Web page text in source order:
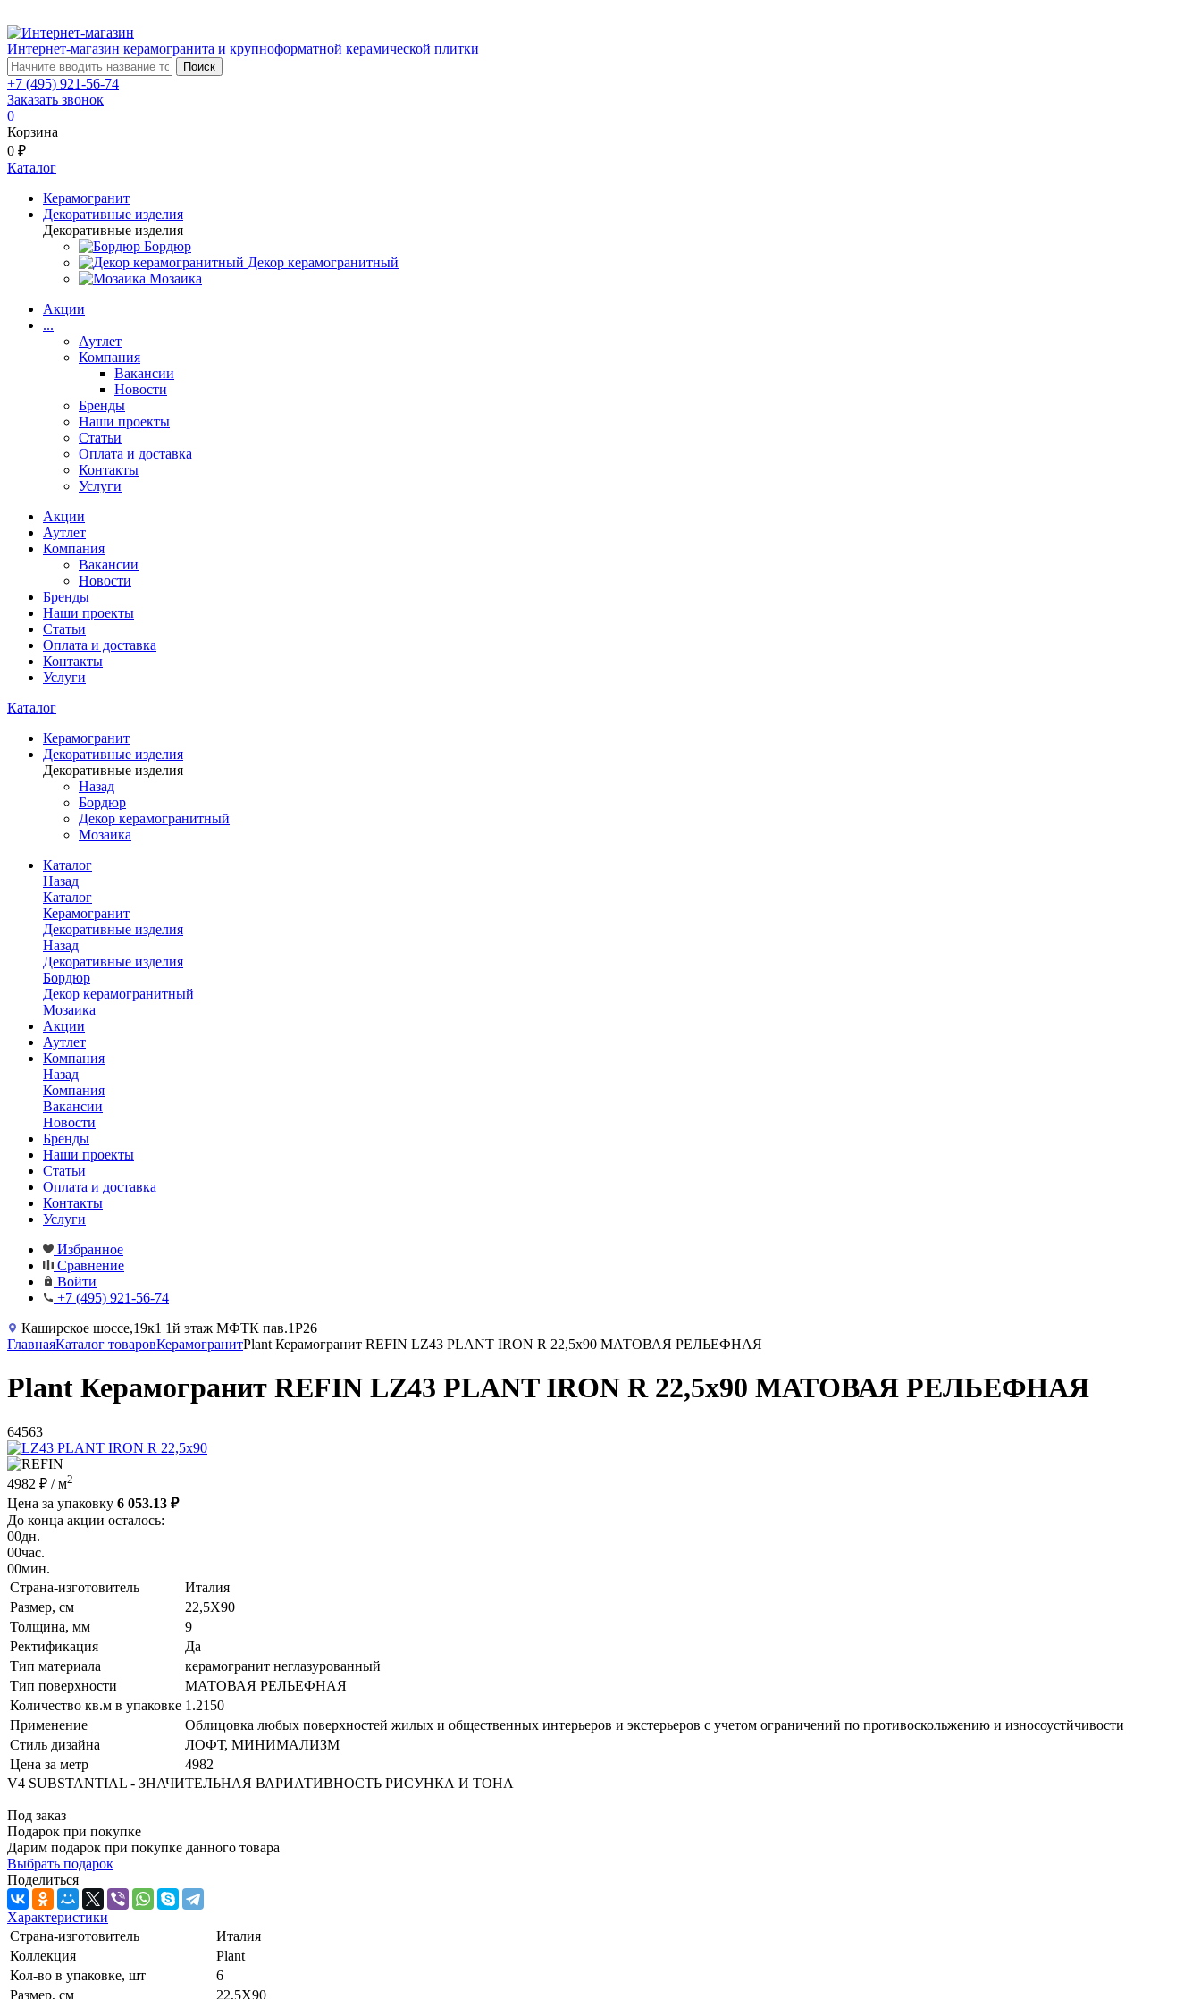
Интернет-магазин керамогранита и крупноформатной керамической плитки
Поиск
+7 (495) 921-56-74
Заказать звонок
0
Корзина
0 ₽
Каталог
Керамогранит
Декоративные изделия
Декоративные изделия
Бордюр
Декор керамогранитный
Мозаика
Акции
...
Аутлет
Компания
Вакансии
Новости
Бренды
Наши проекты
Статьи
Оплата и доставка
Контакты
Услуги
Акции
Аутлет
Компания
Вакансии
Новости
Бренды
Наши проекты
Статьи
Оплата и доставка
Контакты
Услуги
Каталог
Керамогранит
Декоративные изделия
Декоративные изделия
Назад
Бордюр
Декор керамогранитный
Мозаика
Каталог
Назад
Каталог
Керамогранит
Декоративные изделия
Назад
Декоративные изделия
Бордюр
Декор керамогранитный
Мозаика
Акции
Аутлет
Компания
Назад
Компания
Вакансии
Новости
Бренды
Наши проекты
Статьи
Оплата и доставка
Контакты
Услуги
Избранное
Сравнение
Войти
+7 (495) 921-56-74
Каширское шоссе,19к1 1й этаж МФТК пав.1Р26
ГлавнаяКаталог товаровКерамогранитPlant Керамогранит REFIN LZ43 PLANT IRON R 22,5x90 МАТОВАЯ РЕЛЬЕФНАЯ
Plant Керамогранит REFIN LZ43 PLANT IRON R 22,5x90 МАТОВАЯ РЕЛЬЕФНАЯ
64563
4982 ₽ / м2
Цена за упаковку 6 053.13 ₽
До конца акции осталось:
00дн.
00час.
00мин.
Страна-изготовитель
Италия
Размер, см
22,5X90
Толщина, мм
9
Ректификация
Да
Тип материала
керамогранит неглазурованный
Тип поверхности
МАТОВАЯ РЕЛЬЕФНАЯ
Количество кв.м в упаковке 1.2150
Применение
Облицовка любых поверхностей жилых и общественных интерьеров и экстерьеров с учетом ограничений по противоскольжению и износоустйчивости
Стиль дизайна
ЛОФТ, МИНИМАЛИЗМ
Цена за метр
4982
V4 SUBSTANTIAL - ЗНАЧИТЕЛЬНАЯ ВАРИАТИВНОСТЬ РИСУНКА И ТОНА
Под заказ
Подарок при покупке
Дарим подарок при покупке данного товара
Выбрать подарок
Поделиться
Характеристики
Страна-изготовитель
Италия
Коллекция
Plant
Кол-во в упаковке, шт
6
Размер, см
22,5X90